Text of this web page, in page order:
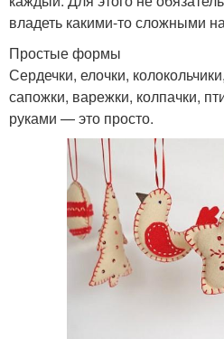
владеть какими-то сложными
Простые формы
Сердечки, елочки,
сапожки, варежки, колпачки,
руками — это просто.